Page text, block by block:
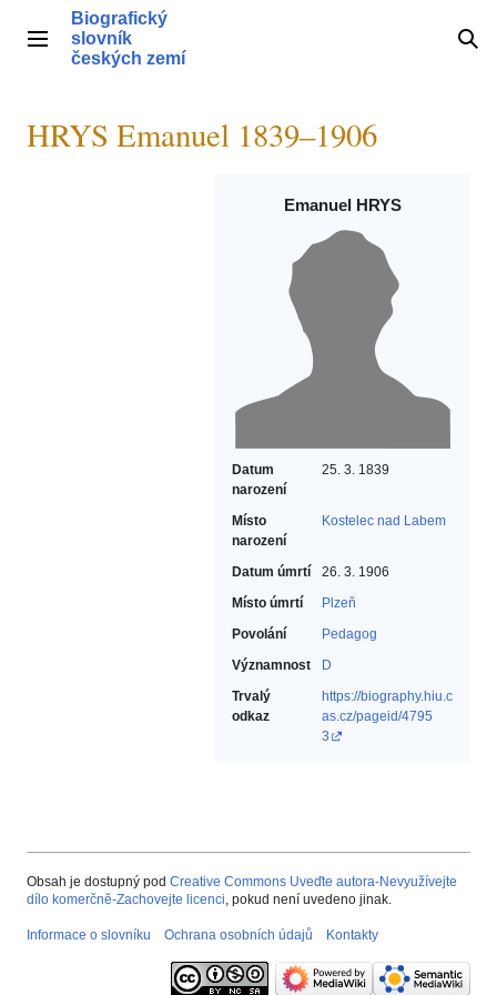
obsahHlavní menu
Biografický
slovník
českých zemí
HRYS Emanuel 1839–1906
Emanuel HRYS
Datum
narození
25. 3. 1839
Místo
narození
Kostelec nad Labem
Datum úmrtí
26. 3. 1906
Místo úmrtí
Plzeň
Povolání
Pedagog‎
Významnost
D
Trvalý
odkaz
https://biography.hiu.c
as.cz/pageid/4795
3
Obsah je dostupný pod Creative Commons Uveďte autora-Nevyužívejte
dílo komerčně-Zachovejte licenci, pokud není uvedeno jinak.
Informace o slovníku Ochrana osobních údajů Kontakty